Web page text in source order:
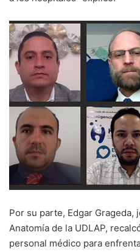
Por su parte, Edgar Grageda,
Anatomía de la UDLAP,
personal médico para